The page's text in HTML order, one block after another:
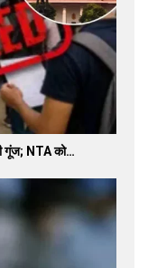
गूंज; NTA को…